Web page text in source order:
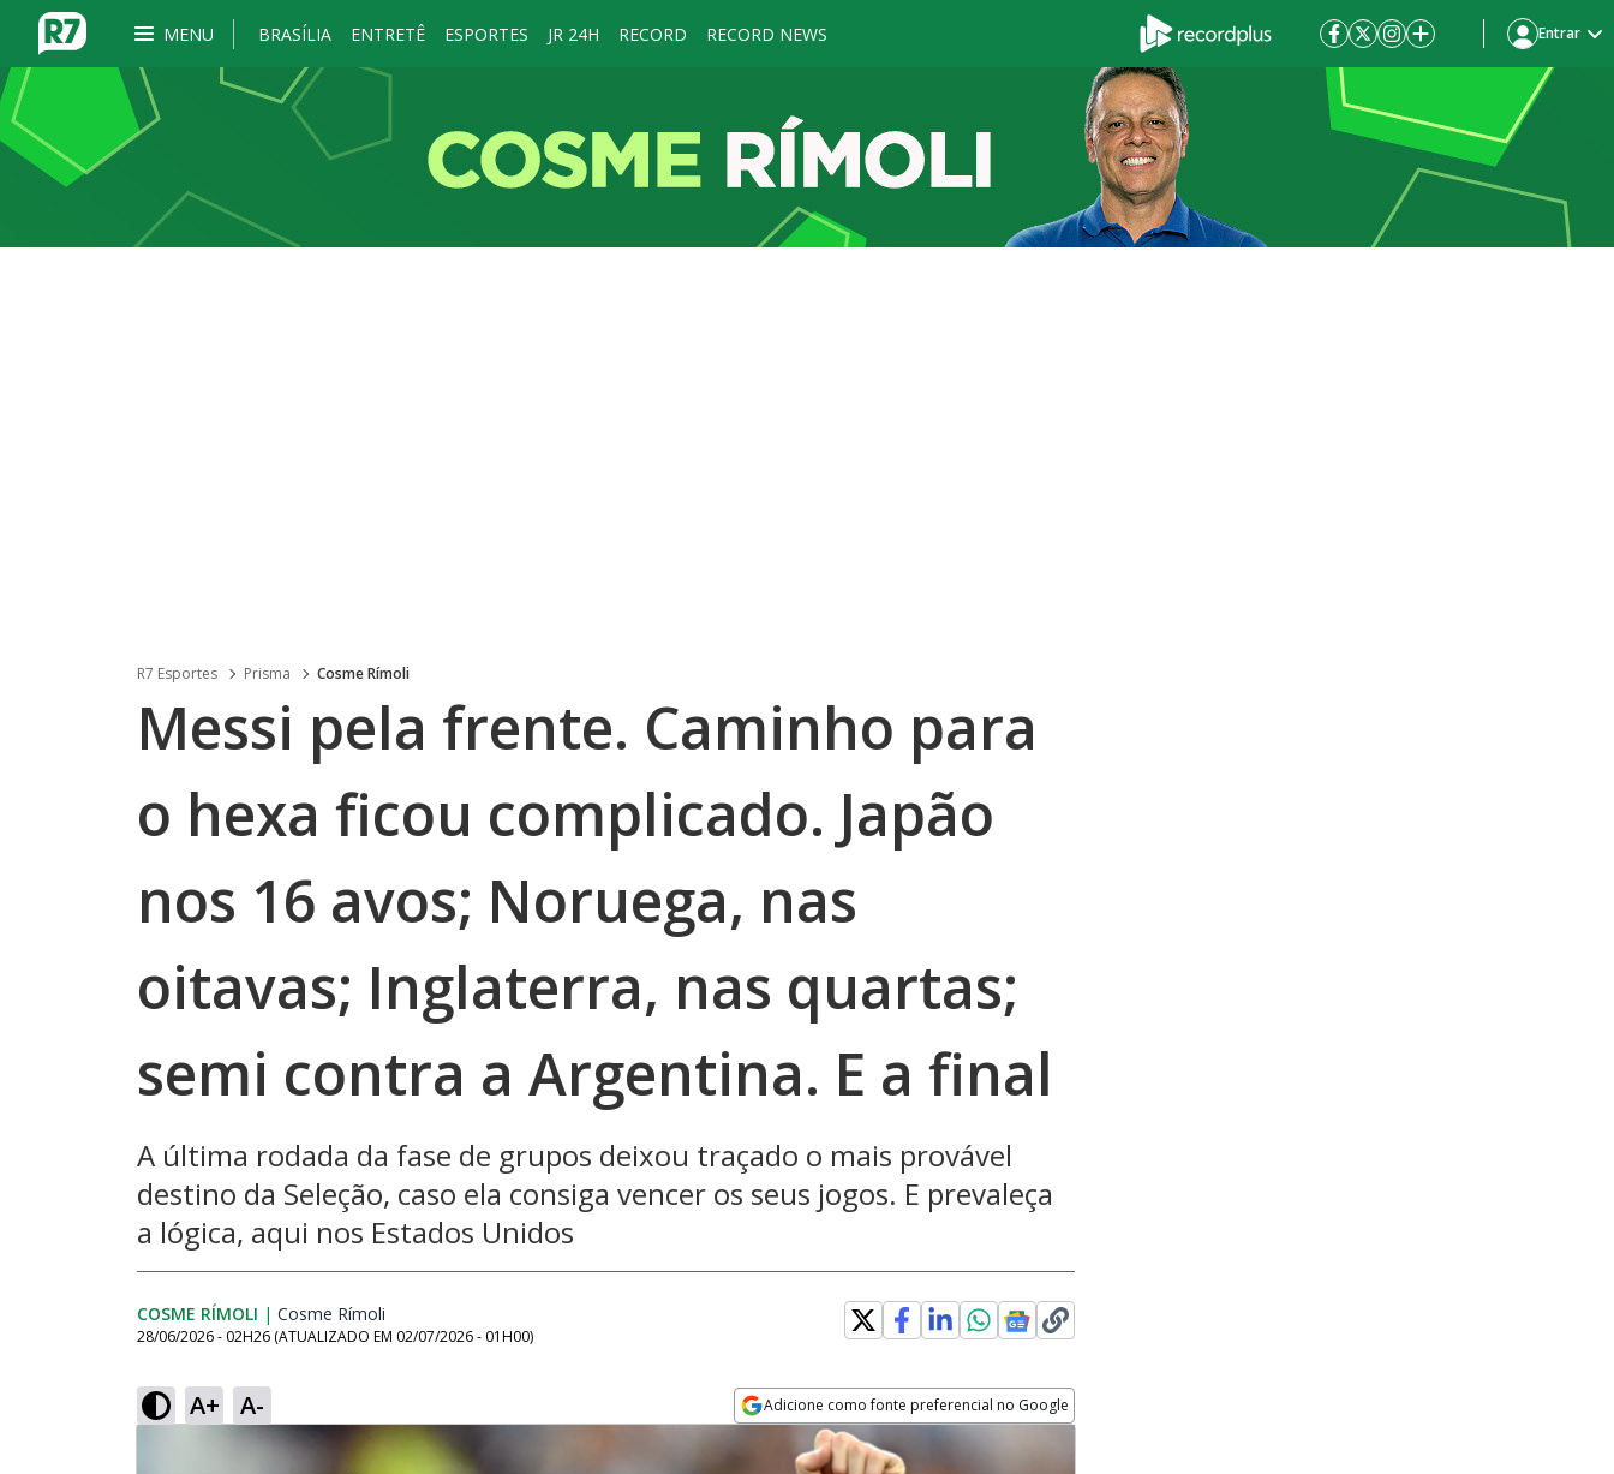
MENU BRASÍLIA ENTRETÊ ESPORTES JR 24H RECORD RECORD NEWS Entrar
R7 Esportes Prisma Cosme Rímoli
Messi pela frente. Caminho para
o hexa ficou complicado. Japão
nos 16 avos; Noruega, nas
oitavas; Inglaterra, nas quartas;
semi contra a Argentina. E a final
A última rodada da fase de grupos deixou traçado o mais provável
destino da Seleção, caso ela consiga vencer os seus jogos. E prevaleça
a lógica, aqui nos Estados Unidos
COSME RÍMOLI | Cosme Rímoli
28/06/2026 - 02H26 (ATUALIZADO EM 02/07/2026 - 01H00)
A+ A- Adicione como fonte preferencial no Google
Opens in new window